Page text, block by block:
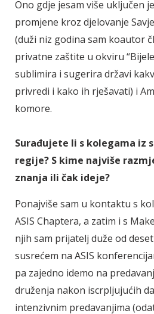
Ono gdje jesam više uključen
promjene kroz djelovanje
(duži niz godina sam koautor
privatne zaštite u okviru
sublimira i sugerira državi
privredi i kako ih rješavati) i
komore.
Surađujete li s kolegama iz
regije? S kime najviše
znanja ili čak ideje?
Ponajviše sam u kontaktu s
ASIS Chaptera, a zatim i s
njih sam prijatelj duže od
susrećem na ASIS
pa zajedno idemo na
druženja nakon iscrpljujućih
intenzivnim predavanjima